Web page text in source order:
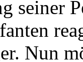
seiner
Nun